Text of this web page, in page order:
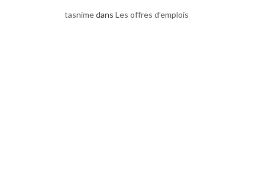
tasnimedans Les offres d’emplois